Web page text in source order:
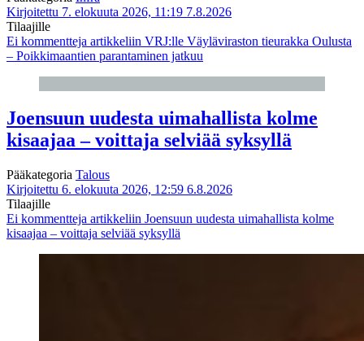
Kirjoitettu 7. elokuuta 2026, 11:19 7.8.2026
Tilaajille
Ei kommentteja artikkeliin VRJ:lle Väyläviraston tieurakka Oulusta
– Poikkimaantien parantaminen jatkuu
Joensuun uudesta uimahallista kolme
kisaajaa – voittaja selviää syksyllä
Pääkategoria Talous
Kirjoitettu 6. elokuuta 2026, 12:59 6.8.2026
Tilaajille
Ei kommentteja artikkeliin Joensuun uudesta uimahallista kolme
kisaajaa – voittaja selviää syksyllä